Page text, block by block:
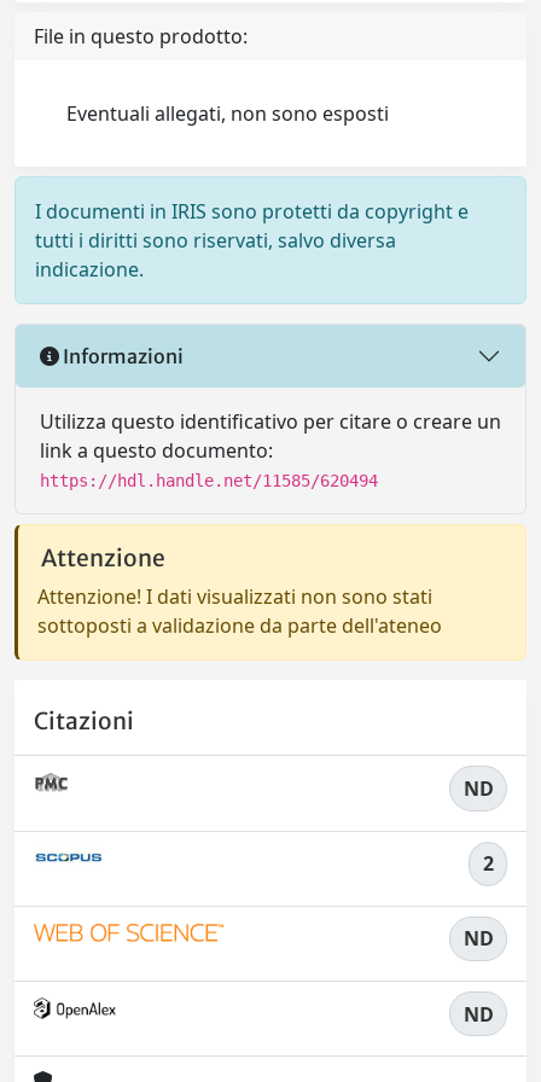
File in questo prodotto:
Eventuali allegati, non sono esposti
I documenti in IRIS sono protetti da copyright e
tutti i diritti sono riservati, salvo diversa
indicazione.
Informazioni
Utilizza questo identificativo per citare o creare un
link a questo documento:
https://hdl.handle.net/11585/620494
Attenzione
Attenzione! I dati visualizzati non sono stati
sottoposti a validazione da parte dell'ateneo
Citazioni
ND
2
ND
ND